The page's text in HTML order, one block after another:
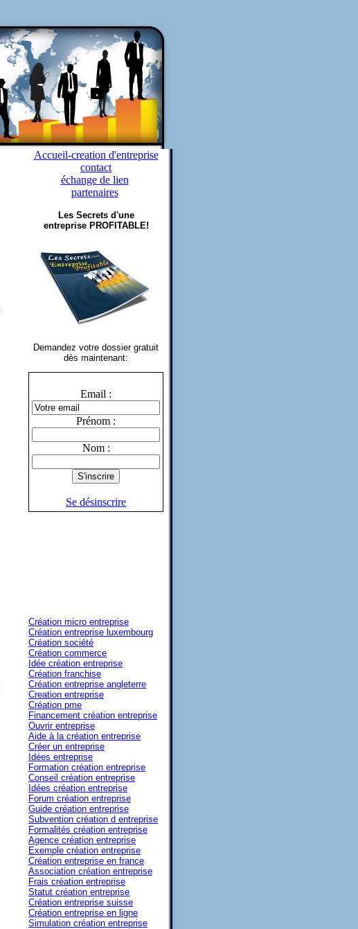
Accueil-creation d'entreprise
contact
échange de lien
partenaires
Les Secrets d'une
entreprise PROFITABLE!
Demandez votre dossier gratuit
dès maintenant:
Email :
Prénom :
Nom :
Se désinscrire
Création micro entreprise
Création entreprise luxembourg
Création société
Création commerce
Idée création entreprise
Création franchise
Création entreprise angleterre
Creation entreprise
Création pme
Financement création entreprise
Ouvrir entreprise
Aide à la création entreprise
Créer un entreprise
Idées entreprise
Formation création entreprise
Conseil création entreprise
Idées création entreprise
Forum création entreprise
Guide création entreprise
Subvention création d entreprise
Formalités création entreprise
Agence création entreprise
Exemple création entreprise
Création entreprise en france
Association création entreprise
Frais création entreprise
Statut création entreprise
Création entreprise suisse
Création entreprise en ligne
Simulation création entreprise